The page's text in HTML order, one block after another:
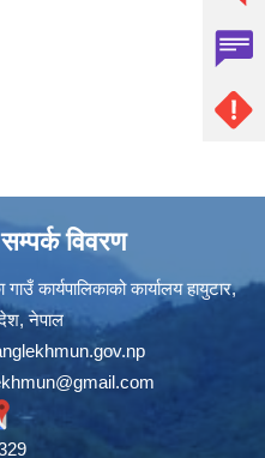
सम्पर्क विवरण
कार्यपालिकाको कार्यालय हायुटार,
नेपाल